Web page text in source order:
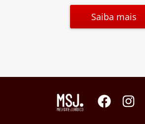
Saiba mais